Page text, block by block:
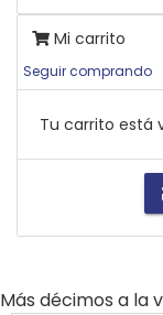
Mi carrito
Seguir comprando
Tu carrito está
Más décimos a la